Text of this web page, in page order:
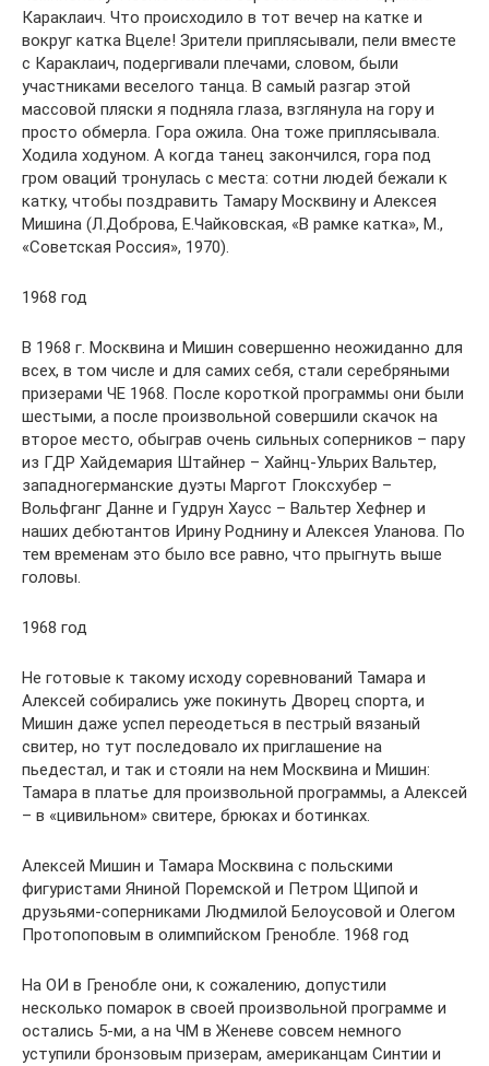
Караклаич. Что происходило в тот вечер на катке и
вокруг катка Вцеле! Зрители приплясывали, пели вместе
с Караклаич, подергивали плечами, словом, были
участниками веселого танца. В самый разгар этой
массовой пляски я подняла глаза, взглянула на гору и
просто обмерла. Гора ожила. Она тоже приплясывала.
Ходила ходуном. А когда танец закончился, гора под
гром оваций тронулась с места: сотни людей бежали к
катку, чтобы поздравить Тамару Москвину и Алексея
Мишина (Л.Доброва, Е.Чайковская, «В рамке катка», М.,
«Советская Россия», 1970).
1968 год
В 1968 г. Москвина и Мишин совершенно неожиданно для
всех, в том числе и для самих себя, стали серебряными
призерами ЧЕ 1968. После короткой программы они были
шестыми, а после произвольной совершили скачок на
второе место, обыграв очень сильных соперников – пару
из ГДР Хайдемария Штайнер – Хайнц-Ульрих Вальтер,
западногерманские дуэты Маргот Глоксхубер –
Вольфганг Данне и Гудрун Хаусс – Вальтер Хефнер и
наших дебютантов Ирину Роднину и Алексея Уланова. По
тем временам это было все равно, что прыгнуть выше
головы.
1968 год
Не готовые к такому исходу соревнований Тамара и
Алексей собирались уже покинуть Дворец спорта, и
Мишин даже успел переодеться в пестрый вязаный
свитер, но тут последовало их приглашение на
пьедестал, и так и стояли на нем Москвина и Мишин:
Тамара в платье для произвольной программы, а Алексей
– в «цивильном» свитере, брюках и ботинках.
Алексей Мишин и Тамара Москвина с польскими
фигуристами Яниной Поремской и Петром Щипой и
друзьями-соперниками Людмилой Белоусовой и Олегом
Протопоповым в олимпийском Гренобле. 1968 год
На ОИ в Гренобле они, к сожалению, допустили
несколько помарок в своей произвольной программе и
остались 5-ми, а на ЧМ в Женеве совсем немного
уступили бронзовым призерам, американцам Синтии и